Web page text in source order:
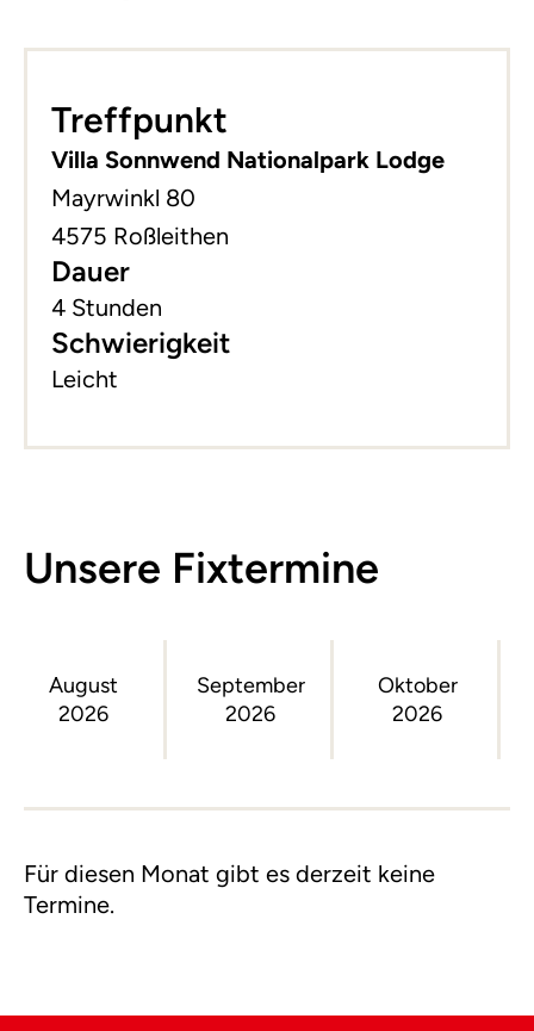
−
Treffpunkt
Villa Sonnwend Nationalpark Lodge
Mayrwinkl 80
4575 Roßleithen
Dauer
4 Stunden
Schwierigkeit
Leicht
Unsere Fixtermine
August
2026
September
2026
Oktober
2026
Für diesen Monat gibt es derzeit keine
Termine.